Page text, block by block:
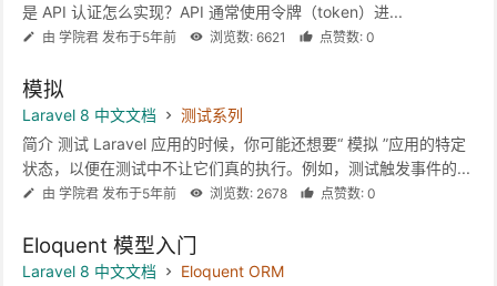
是 API 认证怎么实现？API 通常使用令牌（token）进...
由 学院君 发布于5年前 浏览数: 6621 点赞数: 0
模拟
Laravel 8 中文文档
测试系列
简介 测试 Laravel 应用的时候，你可能还想要“ 模拟 ”应用的特定
状态，以便在测试中不让它们真的执行。例如，测试触发事件的...
由 学院君 发布于5年前 浏览数: 2678 点赞数: 0
Eloquent 模型入门
Laravel 8 中文文档
Eloquent ORM